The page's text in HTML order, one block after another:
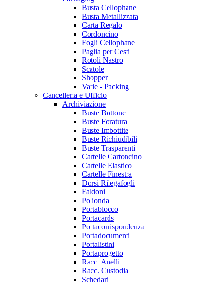
Busta Cellophane
Busta Metallizzata
Carta Regalo
Cordoncino
Fogli Cellophane
Paglia per Cesti
Rotoli Nastro
Scatole
Shopper
Varie - Packing
Cancelleria e Ufficio
Archiviazione
Buste Bottone
Buste Foratura
Buste Imbottite
Buste Richiudibili
Buste Trasparenti
Cartelle Cartoncino
Cartelle Elastico
Cartelle Finestra
Dorsi Rilegafogli
Faldoni
Polionda
Portablocco
Portacards
Portacorrispondenza
Portadocumenti
Portalistini
Portaprogetto
Racc. Anelli
Racc. Custodia
Schedari